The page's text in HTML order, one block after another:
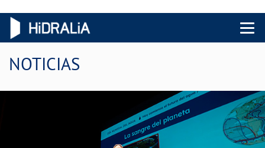
Menu
NOTICIAS